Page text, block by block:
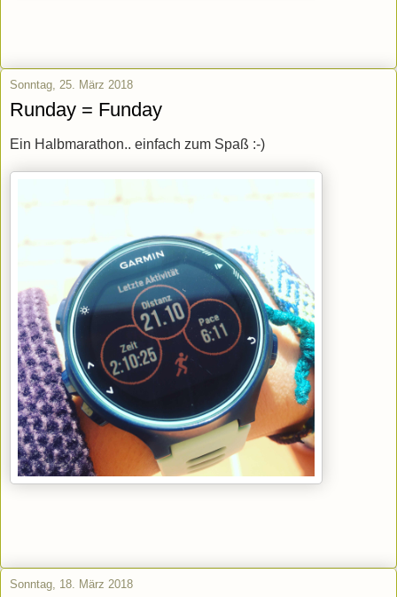
Sonntag, 25. März 2018
Runday = Funday
Ein Halbmarathon.. einfach zum Spaß :-)
Sonntag, 18. März 2018